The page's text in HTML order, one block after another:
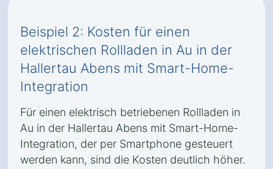
Beispiel 2: Kosten für einen
elektrischen Rollladen in Au in der
Hallertau Abens mit Smart-Home-
Integration
Für einen elektrisch betriebenen Rollladen in
Au in der Hallertau Abens mit Smart-Home-
Integration, der per Smartphone gesteuert
werden kann, sind die Kosten deutlich höher.